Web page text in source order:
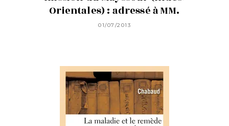
Orientales) : adressé à MM.
01/07/2013